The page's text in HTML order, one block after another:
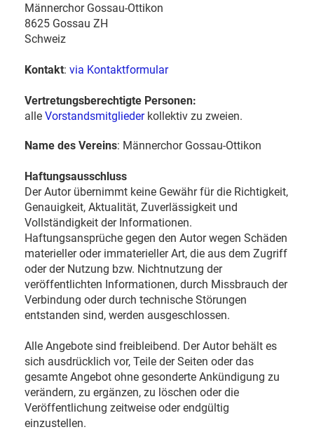
Männerchor Gossau-Ottikon
8625 Gossau ZH
Schweiz
Kontakt: via Kontaktformular
Vertretungsberechtigte Personen:
alle Vorstandsmitglieder kollektiv zu zweien.
Name des Vereins: Männerchor Gossau-Ottikon
Haftungsausschluss
Der Autor übernimmt keine Gewähr für die Richtigkeit,
Genauigkeit, Aktualität, Zuverlässigkeit und
Vollständigkeit der Informationen.
Haftungsansprüche gegen den Autor wegen Schäden
materieller oder immaterieller Art, die aus dem Zugriff
oder der Nutzung bzw. Nichtnutzung der
veröffentlichten Informationen, durch Missbrauch der
Verbindung oder durch technische Störungen
entstanden sind, werden ausgeschlossen.
Alle Angebote sind freibleibend. Der Autor behält es
sich ausdrücklich vor, Teile der Seiten oder das
gesamte Angebot ohne gesonderte Ankündigung zu
verändern, zu ergänzen, zu löschen oder die
Veröffentlichung zeitweise oder endgültig
einzustellen.